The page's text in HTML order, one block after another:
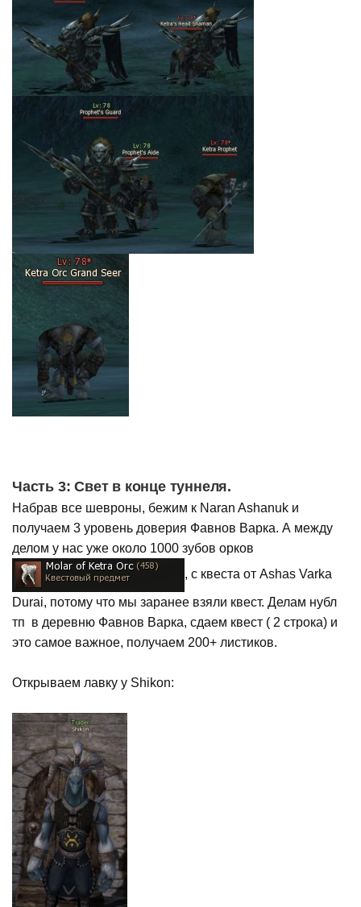
Часть 3: Свет в конце туннеля.
Набрав все шевроны, бежим к Naran Ashanuk и
получаем 3 уровень доверия Фавнов Варка. А между
делом у нас уже около 1000 зубов орков
, с квеста от Ashas Varka
Durai, потому что мы заранее взяли квест. Делам нубл
тп в деревню Фавнов Варка, сдаем квест ( 2 строка) и
это самое важное, получаем 200+ листиков.
Открываем лавку у Shikon: